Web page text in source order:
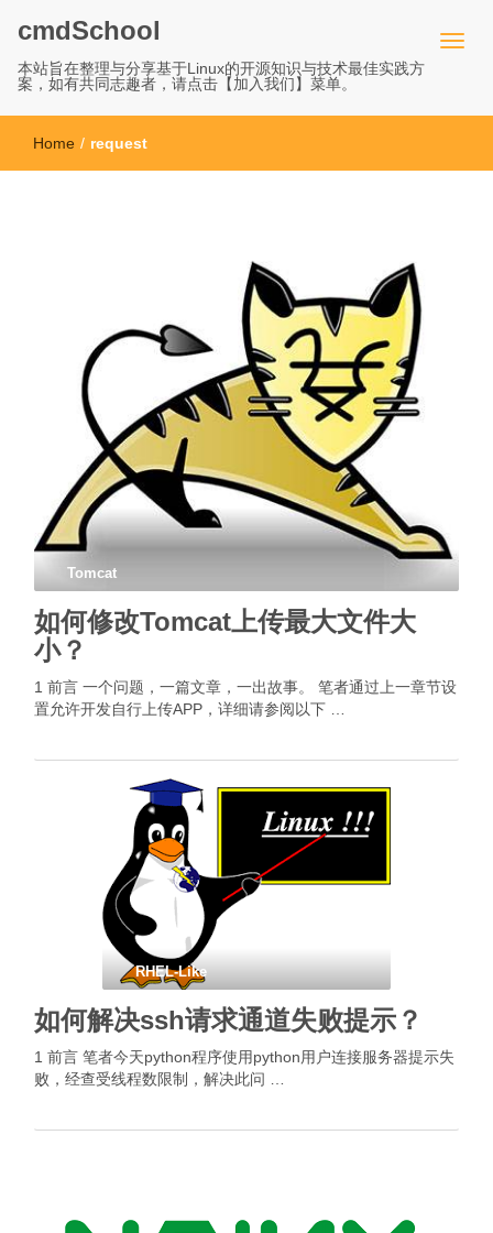
cmdSchool
本站旨在整理与分享基于Linux的开源知识与技术最佳实践方
案，如有共同志趣者，请点击【加入我们】菜单。
Home / request
Tomcat
如何修改Tomcat上传最大文件大
小？
1 前言 一个问题，一篇文章，一出故事。 笔者通过上一章节设
置允许开发自行上传APP，详细请参阅以下 …
RHEL-Like
如何解决ssh请求通道失败提示？
1 前言 笔者今天python程序使用python用户连接服务器提示失
败，经查受线程数限制，解决此问 …